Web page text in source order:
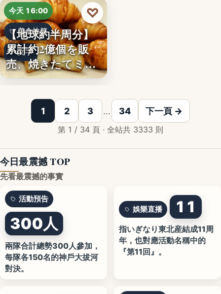
文字
今天 16:00
美食快報
文字
【地球約半周分】
累計約2億個を販
売、焼きたてミニ
クロワッ…
♡
1 2 3 … 34 下一頁 →
第 1 / 34 頁 · 全站共 3333 則
今日最震撼 TOP
先看最震撼的事實
活動預告
300人
兩隊合計總勢300人參加，
每隊各150名的神戶大拔河
對決。
娛樂直播 11
指いぎなり東北産結成11周
年，也對應活動名稱中的
『第11回』。